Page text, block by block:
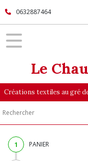
0632887464
Le
1 PANIER